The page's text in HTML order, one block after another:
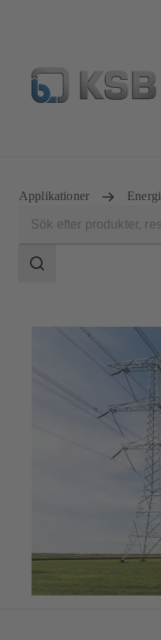
Applikationer Energi
Sökomfattning